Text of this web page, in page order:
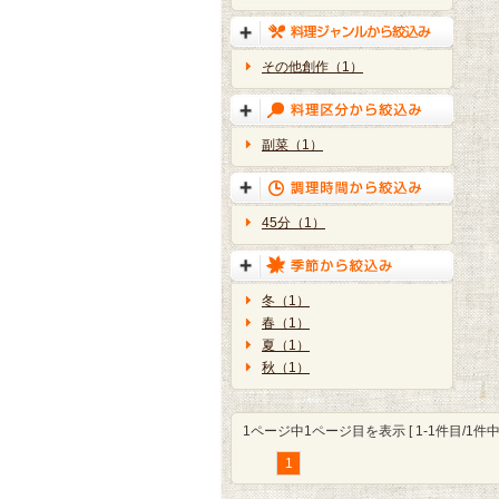
その他創作（1）
副菜（1）
45分（1）
冬（1）
春（1）
夏（1）
秋（1）
1ページ中1ページ目を表示 [ 1-1件目/1件
1